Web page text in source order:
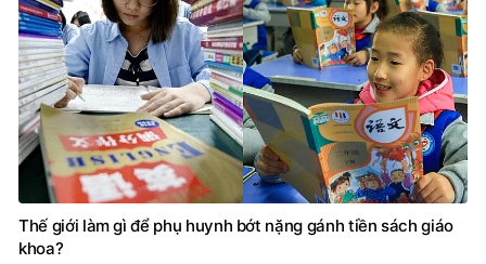
Thế giới làm gì để phụ huynh bớt nặng gánh tiền sách giáo
khoa?